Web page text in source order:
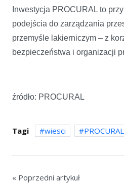
Inwestycja PROCURAL to
podejścia do zarządzania
przemyśle lakierniczym – z
bezpieczeństwa i organizacji
źródło: PROCURAL
Tagi wiesci PROCURAL
« Poprzedni artykuł